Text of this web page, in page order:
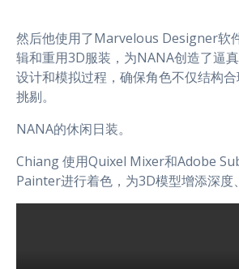
然后他使用了Marvelous Designer软
辑和重用3D服装，为NANA创造了逼
设计和模拟过程，确保角色不仅结构
挑剔。
NANA的休闲日装。
Chiang 使用Quixel Mixer和Adobe
Painter进行着色，为3D模型增添深度